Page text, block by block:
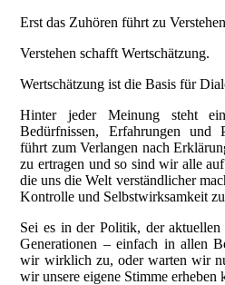
Erst das Zuhören führt zu
Verstehen schafft Wertschätzung.
Wertschätzung ist die Basis für
Hinter jeder Meinung steht
Bedürfnissen, Erfahrungen und
führt zum Verlangen nach
zu ertragen und so sind wir alle
die uns die Welt verständlicher
Kontrolle und Selbstwirksamkeit
Sei es in der Politik, der aktuellen
Generationen – einfach in allen
wir wirklich zu, oder warten wir
wir unsere eigene Stimme erheben